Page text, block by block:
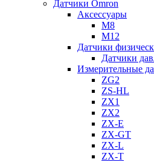
Датчики Omron
Аксессуары
M8
M12
Датчики
Датчики
Измерительные
ZG2
ZS-HL
ZX1
ZX2
ZX-E
ZX-GT
ZX-L
ZX-T